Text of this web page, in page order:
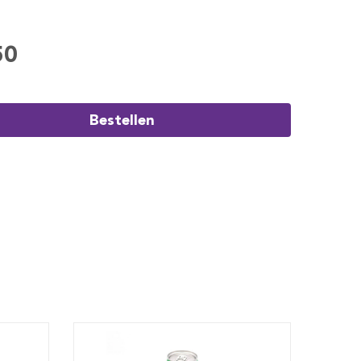
Bestellen